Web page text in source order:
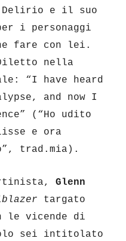
Delirio e il suo
i personaggi
fare con lei.
nella
“I have heard
and now I
(“Ho udito
e ora
trad.mia).
Glenn
targato
le vicende di
sei intitolato